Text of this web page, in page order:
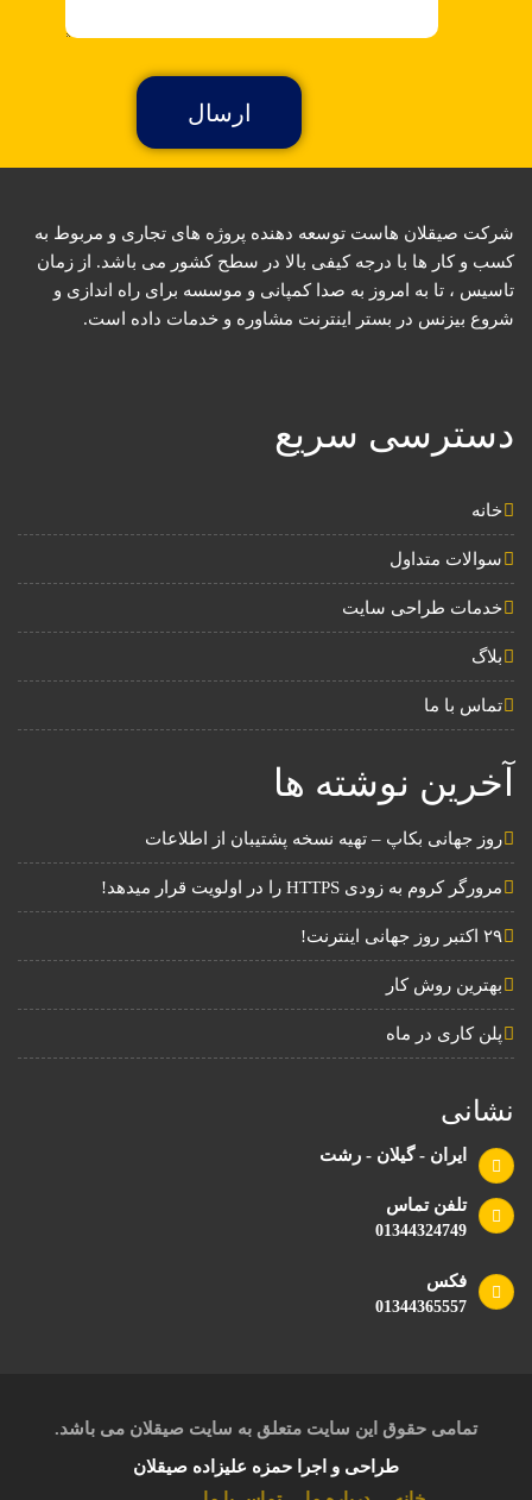
شرکت صیقلان هاست توسعه دهنده پروژه های تجاری و مربوط به
کسب و کار ها با درجه کیفی بالا در سطح کشور می باشد. از زمان
تاسیس ، تا به امروز به صدا کمپانی و موسسه برای راه اندازی و
شروع بیزنس در بستر اینترنت مشاوره و خدمات داده است.
دسترسی سریع
خانه
سوالات متداول
خدمات طراحی سایت
بلاگ
تماس با ما
آخرین نوشته ها
روز جهانی بکاپ – تهیه نسخه پشتیبان از اطلاعات
مرورگر کروم به زودی HTTPS را در اولویت قرار میدهد!
۲۹ اکتبر روز جهانی اینترنت!
بهترین روش کار
پلن کاری در ماه
نشانی
ایران - گیلان - رشت
تلفن تماس
01344324749
فکس
01344365557
تمامی حقوق این سایت متعلق به سایت صیقلان می باشد.
طراحی و اجرا حمزه علیزاده صیقلان